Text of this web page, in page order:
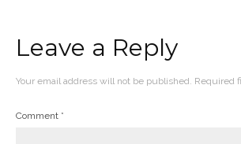
Leave a Reply
Your email address will not be published. Required
Comment *